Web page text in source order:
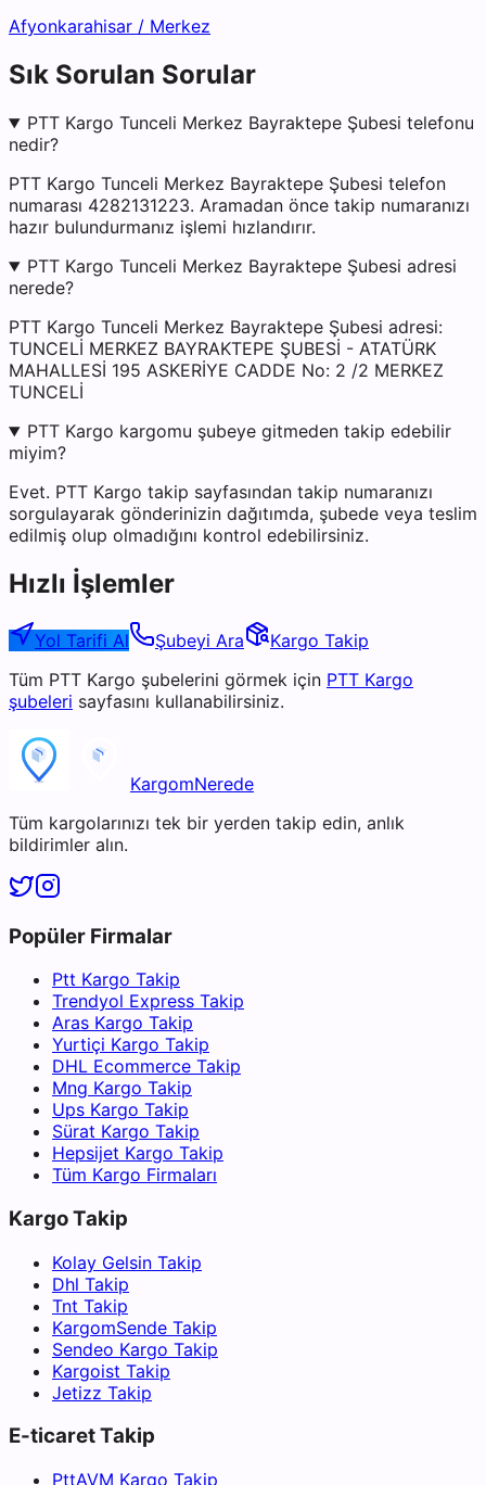
Afyonkarahisar / Merkez
Sık Sorulan Sorular
PTT Kargo Tunceli Merkez Bayraktepe Şubesi telefonu
nedir?
PTT Kargo Tunceli Merkez Bayraktepe Şubesi telefon
numarası 4282131223. Aramadan önce takip numaranızı
hazır bulundurmanız işlemi hızlandırır.
PTT Kargo Tunceli Merkez Bayraktepe Şubesi adresi
nerede?
PTT Kargo Tunceli Merkez Bayraktepe Şubesi adresi:
TUNCELİ MERKEZ BAYRAKTEPE ŞUBESİ - ATATÜRK
MAHALLESİ 195 ASKERİYE CADDE No: 2 /2 MERKEZ
TUNCELİ
PTT Kargo kargomu şubeye gitmeden takip edebilir
miyim?
Evet. PTT Kargo takip sayfasından takip numaranızı
sorgulayarak gönderinizin dağıtımda, şubede veya teslim
edilmiş olup olmadığını kontrol edebilirsiniz.
Hızlı İşlemler
Yol Tarifi Al Şubeyi Ara
Kargo Takip
Tüm PTT Kargo şubelerini görmek için PTT Kargo
şubeleri sayfasını kullanabilirsiniz.
KargomNerede
Tüm kargolarınızı tek bir yerden takip edin, anlık
bildirimler alın.
Popüler Firmalar
Ptt Kargo Takip
Trendyol Express Takip
Aras Kargo Takip
Yurtiçi Kargo Takip
DHL Ecommerce Takip
Mng Kargo Takip
Ups Kargo Takip
Sürat Kargo Takip
Hepsijet Kargo Takip
Tüm Kargo Firmaları
Kargo Takip
Kolay Gelsin Takip
Dhl Takip
Tnt Takip
KargomSende Takip
Sendeo Kargo Takip
Kargoist Takip
Jetizz Takip
E-ticaret Takip
PttAVM Kargo Takip